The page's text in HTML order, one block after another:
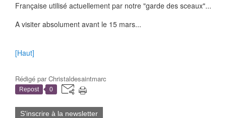
Française utilisé actuellement par notre "garde des sceaux"...
A visiter absolument avant le 15 mars...
[Haut]
Rédigé parChristaldesaintmarc
Repost 0
S'inscrire à la newsletter